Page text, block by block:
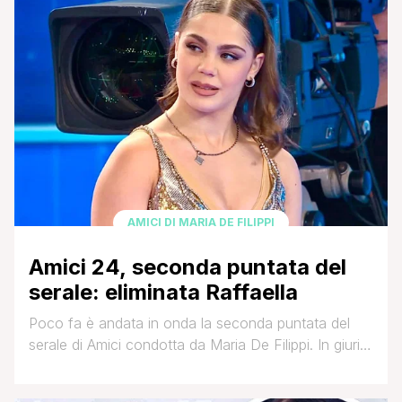
mostrato il lato più intimo e profondo della coppia,
oggi più unita che mai. ' [']
AMICI DI MARIA DE FILIPPI
Amici 24, seconda puntata del
serale: eliminata Raffaella
Poco fa è andata in onda la seconda puntata del
serale di Amici condotta da Maria De Filippi. In giuria